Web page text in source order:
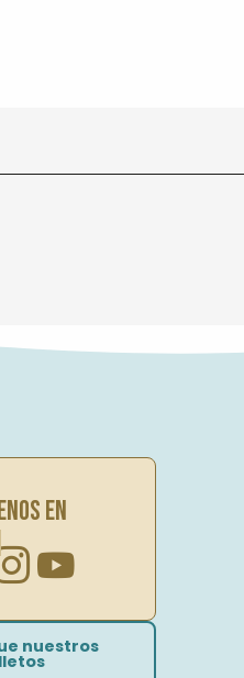
EN
nuestros